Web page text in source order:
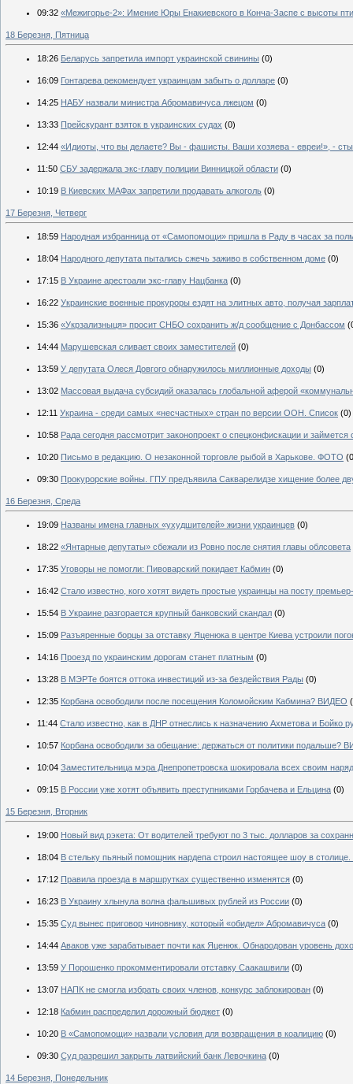
09:32 «Межигорье-2»: Имение Юры Енакиевского в Конча-Заспе с высоты
18 Березня, Пятница
18:26 Беларусь запретила импорт украинской свинины (0)
16:09 Гонтарева рекомендует украинцам забыть о долларе (0)
14:25 НАБУ назвали министра Абромавичуса лжецом (0)
13:33 Прейскурант взяток в украинских судах (0)
12:44 «Идиоты, что вы делаете? Вы - фашисты. Ваши хозяева - евреи!», -
11:50 СБУ задержала экс-главу полиции Винницкой области (0)
10:19 В Киевских МАФах запретили продавать алкоголь (0)
17 Березня, Четверг
18:59 Народная избранница от «Самопомощи» пришла в Раду в часах за
18:04 Народного депутата пытались сжечь заживо в собственном доме (0)
17:15 В Украине арестоали экс-главу Нацбанка (0)
16:22 Украинские военные прокуроры ездят на элитных авто, получая
15:36 «Укрзализныця» просит СНБО сохранить ж/д сообщение с Донбассом
14:44 Марушевская сливает своих заместителей (0)
13:59 У депутата Олеся Довгого обнаружилось миллионные доходы (0)
13:02 Массовая выдача субсидий оказалась глобальной аферой
12:11 Украина - среди самых «несчастных» стран по версии ООН. Список (0)
10:58 Рада сегодня рассмотрит законопроект о спецконфискации и
10:20 Письмо в редакцию. О незаконной торговле рыбой в Харькове. ФОТО
09:30 Прокурорские войны. ГПУ предъявила Сакварелидзе хищение более
16 Березня, Среда
19:09 Названы имена главных «ухудшителей» жизни украинцев (0)
18:22 «Янтарные депутаты» сбежали из Ровно после снятия главы облсовета
17:35 Уговоры не помогли: Пивоварский покидает Кабмин (0)
16:42 Стало известно, кого хотят видеть простые украинцы на посту
15:54 В Украине разгорается крупный банковский скандал (0)
15:09 Разъяренные борцы за отставку Яценюка в центре Киева устроили
14:16 Проезд по украинским дорогам станет платным (0)
13:28 В МЭРТе боятся оттока инвестиций из-за бездействия Рады (0)
12:35 Корбана освободили после посещения Коломойским Кабмина? ВИДЕО
11:44 Стало известно, как в ДНР отнеслись к назначению Ахметова и Бойко
10:57 Корбана освободили за обещание: держаться от политики подальше?
10:04 Заместительница мэра Днепропетровска шокировала всех своим
09:15 В России уже хотят объявить преступниками Горбачева и Ельцина (0)
15 Березня, Вторник
19:00 Новый вид рэкета: От водителей требуют по 3 тыс. долларов за
18:04 В стельку пьяный помощник нардепа строил настоящее шоу в
17:12 Правила проезда в маршрутках существенно изменятся (0)
16:23 В Украину хлынула волна фальшивых рублей из России (0)
15:35 Суд вынес приговор чиновнику, который «обидел» Абромавичуса (0)
14:44 Аваков уже зарабатывает почти как Яценюк. Обнародован уровень
13:59 У Порошенко прокомментировали отставку Саакашвили (0)
13:07 НАПК не смогла избрать своих членов, конкурс заблокирован (0)
12:18 Кабмин распределил дорожный бюджет (0)
10:20 В «Самопомощи» назвали условия для возвращения в коалицию (0)
09:30 Суд разрешил закрыть латвийский банк Левочкина (0)
14 Березня, Понедельник